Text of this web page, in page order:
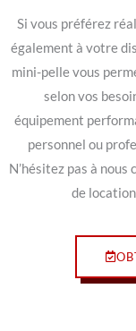
Si vous préférez
également à votre
mini-pelle vous
selon vos
équipement
personnel ou
N’hésitez pas à
de